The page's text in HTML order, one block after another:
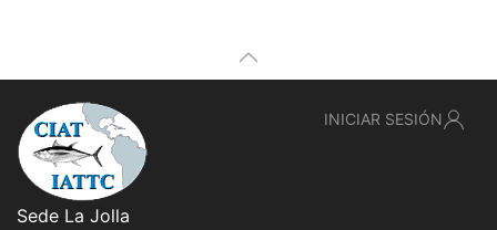
Sede La Jolla
INICIAR SESIÓN